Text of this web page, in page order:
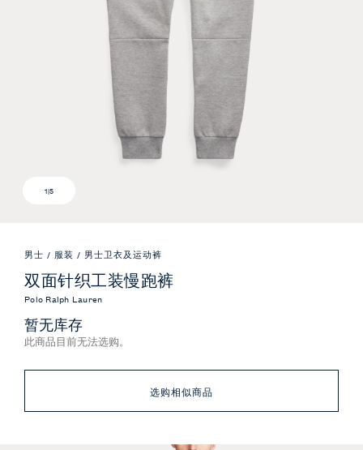
1|5
男士 / 服装 / 男士卫衣及运动裤
双面针织工装慢跑裤
Polo Ralph Lauren
暂无库存
此商品目前无法选购。
选购相似商品